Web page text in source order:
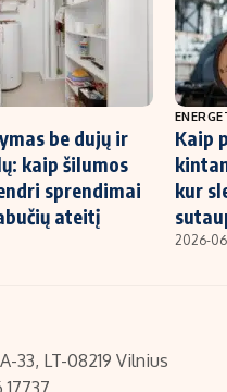
be dujų ir
kaip šilumos
sprendimai
ateitį
Kaip
kur
2026-
33, LT-08219 Vilnius